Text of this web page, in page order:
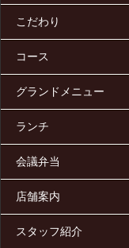
こだわり
コース
グランドメニュー
ランチ
会議弁当
店舗案内
スタッフ紹介